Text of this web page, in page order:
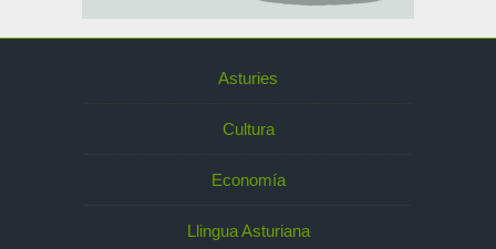
Asturies
Cultura
Economía
Llingua Asturiana